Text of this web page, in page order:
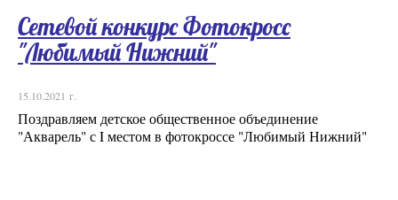
Сетевой конкурс Фотокросс
"Любимый Нижний"
15.10.2021 г.
Поздравляем детское общественное объединение
"Акварель" с I местом в фотокроссе "Любимый Нижний"